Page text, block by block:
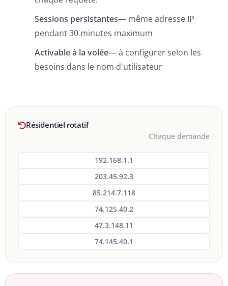
Résidentiel rotatif
Chaque demande
192.168.1.1
203.45.92.3
85.214.7.118
74.125.40.2
47.3.148.11
74.145.40.1
Sessions persistantes— même adresse IP
pendant 30 minutes maximum
Activable à la volée— à configurer selon les
besoins dans le nom d'utilisateur